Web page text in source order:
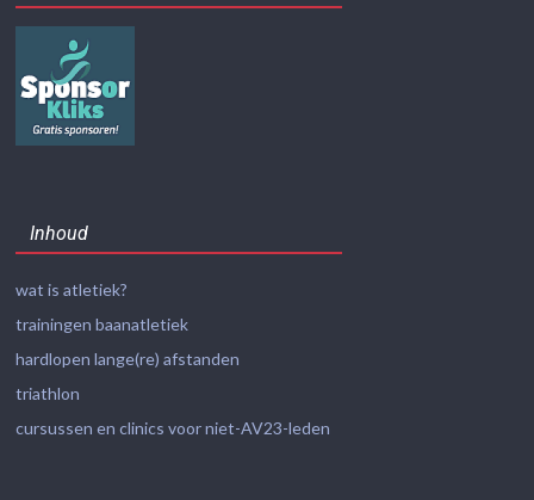
Inhoud
wat is atletiek?
trainingen baanatletiek
hardlopen lange(re) afstanden
triathlon
cursussen en clinics voor niet-AV23-leden